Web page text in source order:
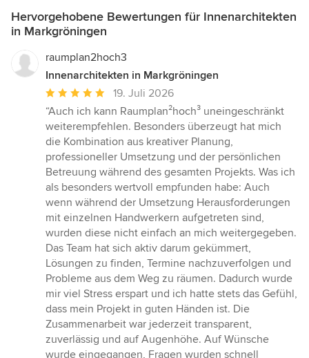
Hervorgehobene Bewertungen für Innenarchitekten
in Markgröningen
raumplan2hoch3
Innenarchitekten in Markgröningen
Durchschnittliche
Bewertung:
5
von
5
Sternen
19. Juli 2026
“Auch ich kann Raumplan²hoch³ uneingeschränkt
weiterempfehlen. Besonders überzeugt hat mich
die Kombination aus kreativer Planung,
professioneller Umsetzung und der persönlichen
Betreuung während des gesamten Projekts. Was ich
als besonders wertvoll empfunden habe: Auch
wenn während der Umsetzung Herausforderungen
mit einzelnen Handwerkern aufgetreten sind,
wurden diese nicht einfach an mich weitergegeben.
Das Team hat sich aktiv darum gekümmert,
Lösungen zu finden, Termine nachzuverfolgen und
Probleme aus dem Weg zu räumen. Dadurch wurde
mir viel Stress erspart und ich hatte stets das Gefühl,
dass mein Projekt in guten Händen ist. Die
Zusammenarbeit war jederzeit transparent,
zuverlässig und auf Augenhöhe. Auf Wünsche
wurde eingegangen, Fragen wurden schnell